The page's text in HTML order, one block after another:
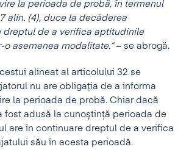
la perioada de probă, în termenul
alin. (4), duce la decăderea
dreptul de a verifica aptitudinile
o asemenea modalitate.” – se abrogă.
alineat al articolului 32 se
nu are obligaţia de a informa
la perioada de probă. Chiar dacă
fost adusă la cunoştinţă perioada de
are în continuare dreptul de a verifica
său în acesta perioadă.